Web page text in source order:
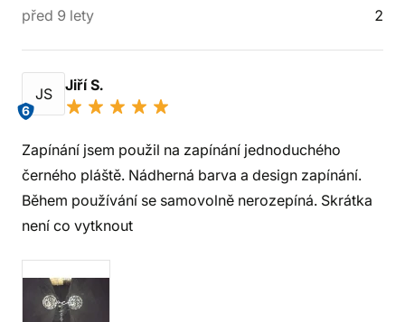
před 9 lety 2
JS
6
Jiří S.
Zapínání jsem použil na zapínání jednoduchého
černého pláště. Nádherná barva a design zapínání.
Během používání se samovolně nerozepíná. Skrátka
není co vytknout